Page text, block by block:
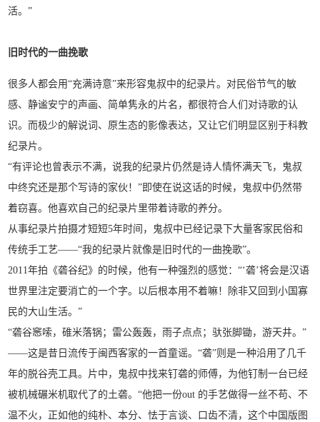
活。”
旧时代的一曲挽歌
很多人都会用“充满诗意”来形容鬼叔中的纪录片。对民俗节气的敏
感、静谧安宁的声画、简单隽永的片名，都很符合人们对诗歌的认
识。而极少的解说词、原生态的影像表达，又让它们明显区别于科教
纪录片。
“有评论也曾表示不满，说我的纪录片仍然是诗人情怀满天飞，鬼叔
中终究还是那个写诗的家伙！”即使在说这话的时候，鬼叔中仍然带
着窃喜。他喜欢自己的纪录片里带着诗歌的养分。
从事纪录片拍摄才短短5年时间，鬼叔中已经记录下大量客家民俗和
传统手工艺——“我的纪录片就像是旧时代的一曲挽歌”。
2011年拍《砻谷纪》的时候，他有一种强烈的感觉：“‘砻’将会是汉语
世界里注定要消亡的一个字。以后根本用不着嘛！除非又回到小国寡
民的大山生活。”
“砻谷窸嗦，碓米落锅；雷公轰轰，雨子点点；驮张脚锄，游天井。”
——这是昔日流传于闽西客家的一首童谣。“砻”则是一种沿用了几千
年的脱谷壳工具。片中，鬼叔中找来钉砻的师傅，为他钉制一台已经
被机械碾米机取代了的土砻。“他把一份out 的手艺做得一丝不苟、不
温不火，正如他的纯朴、本分、怯于言谈、口齿不清，这个中国版图